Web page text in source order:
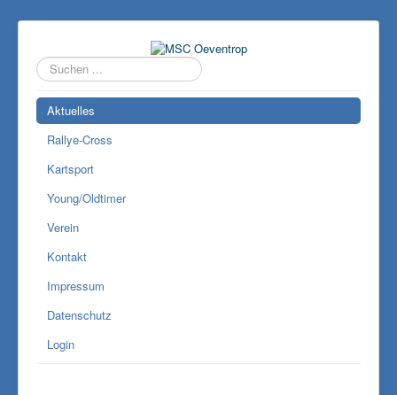
Suchen
...
Aktuelles
Rallye-Cross
Kartsport
Young/Oldtimer
Verein
Kontakt
Impressum
Datenschutz
Login